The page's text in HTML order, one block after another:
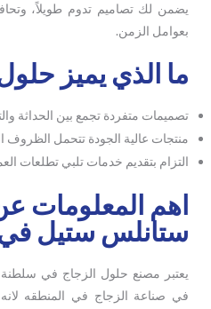
يضمن لك تصاميم تدوم طويلاً،
بعوامل الزمن.
ما الذي يميز
تصميمات متفردة تجمع بين الحداثة
منتجات عالية الجودة تتحمل الظروف
التزام بتقديم خدمات تلبي تطلعات
اهم المعلومات
ستانلس ستيل
يعتبر مصنع حلول الزجاج في سلطنة
في صناعة الزجاج في المنطقه